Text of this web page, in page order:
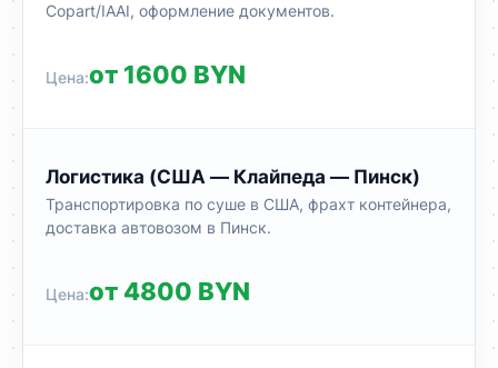
Copart/IAAI, оформление документов.
от 1600 BYN
Логистика (США — Клайпеда — Пинск)
Транспортировка по суше в США, фрахт контейнера,
доставка автовозом в Пинск.
от 4800 BYN